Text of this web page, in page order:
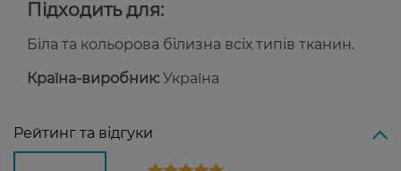
Підходить для:
Біла та кольорова білизна всіх типів тканин.
Країна-виробник: Україна
Рейтинг та відгуки